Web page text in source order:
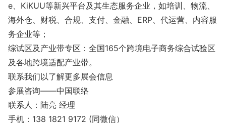
e、KiKUU等新兴平台及其生态服务企业，如培训、物流、
海外仓、财税、合规、支付、金融、ERP、代运营、内容服
务企业等；
综试区及产业带专区：全国165个跨境电子商务综合试验区
及各地跨境适配产业带。
联系我们以了解更多展会信息
参展咨询——中国联络
联系人：陆亮 经理
手机：138 1821 9172 (同微信）